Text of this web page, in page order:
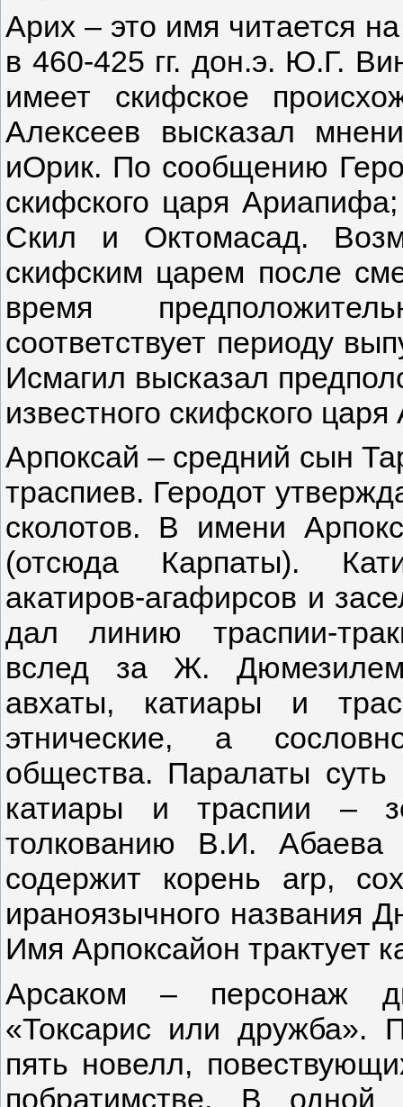
Арих – это имя читается
в 460-425 гг. дон.э. Ю.Г.
имеет скифское
Алексеев высказал
иОрик. По сообщению
скифского царя
Скил и Октомасад.
скифским царем после
время
соответствует периоду
Исмагил высказал
известного скифского царя
Арпоксай – средний сын
траспиев. Геродот
сколотов. В имени
(отсюда Карпаты).
акатиров-агафирсов и
дал линию траспии-
вслед за Ж. Дюмезилем
авхаты, катиары и
этнические, а
общества. Паралаты
катиары и траспии –
толкованию В.И. Абаева
содержит корень arp,
ираноязычного названия
Имя Арпоксайон трактует
Арсаком – персонаж
«Токсариc или дружба».
пять новелл,
побратимстве. В